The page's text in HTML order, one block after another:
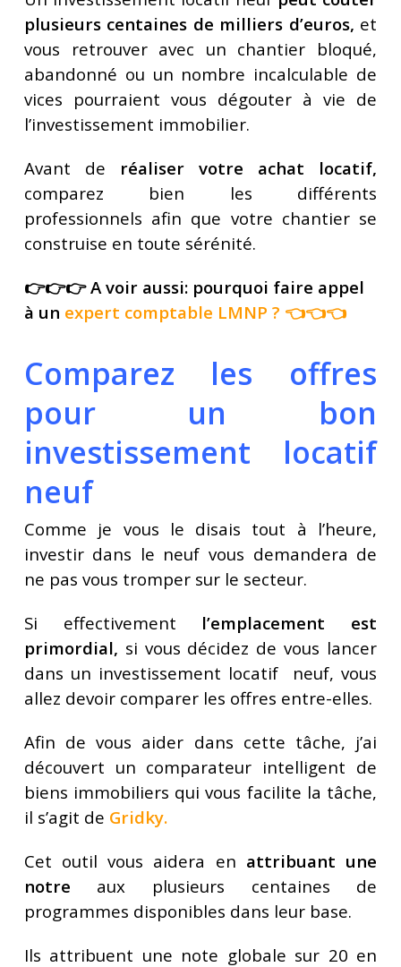
plusieurs centaines de milliers d’euros, et
vous retrouver avec un chantier bloqué,
abandonné ou un nombre incalculable de
vices pourraient vous dégouter à vie de
l’investissement immobilier.
Avant de réaliser votre achat locatif,
comparez bien les différents
professionnels afin que votre chantier se
construise en toute sérénité.
👉👉👉 A voir aussi: pourquoi faire appel
à un expert comptable LMNP ? 👈👈👈
Comparez les offres
pour un bon
investissement locatif
neuf
Comme je vous le disais tout à l’heure,
investir dans le neuf vous demandera de
ne pas vous tromper sur le secteur.
Si effectivement l’emplacement est
primordial, si vous décidez de vous lancer
dans un investissement locatif neuf, vous
allez devoir comparer les offres entre-elles.
Afin de vous aider dans cette tâche, j’ai
découvert un comparateur intelligent de
biens immobiliers qui vous facilite la tâche,
il s’agit de Gridky.
Cet outil vous aidera en attribuant une
notre aux plusieurs centaines de
programmes disponibles dans leur base.
Ils attribuent une note globale sur 20 en